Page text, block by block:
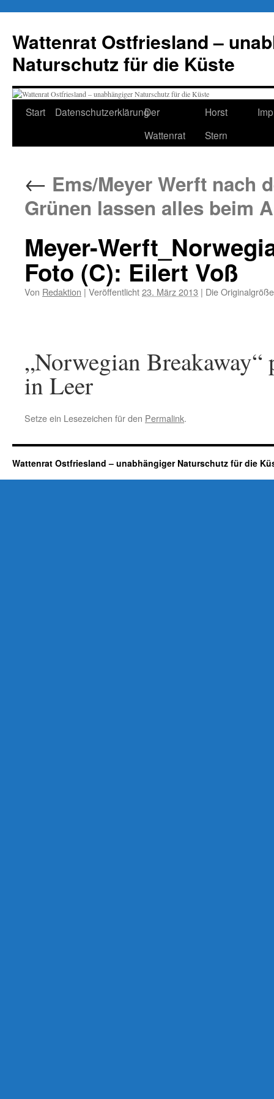
springen
Wattenrat Ostfriesland –
Naturschutz für die Küste
Start DatenschutzerklärungDer
Wattenrat
Horst
Stern
← Ems/Meyer Werft nach
Grünen lassen alles beim
Meyer-
Foto (C): Eilert Voß
Von Redaktion | Veröffentlicht23. März 2013 | Die
„Norwegian Breakaway“
in Leer
Setze ein Lesezeichen für den Permalink.
Wattenrat Ostfriesland – unabhängiger Naturschutz für die